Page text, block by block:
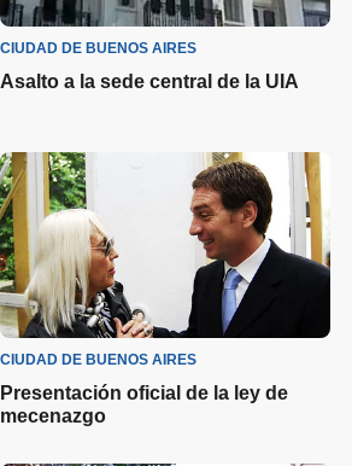
CIUDAD DE BUENOS AIRES
Asalto a la sede central de la UIA
CIUDAD DE BUENOS AIRES
Presentación oficial de la ley de
mecenazgo